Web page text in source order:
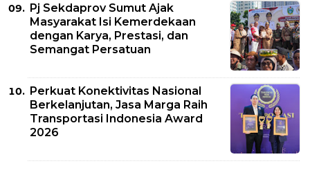
Pj Sekdaprov Sumut Ajak
Masyarakat Isi Kemerdekaan
dengan Karya, Prestasi, dan
Semangat Persatuan
Perkuat Konektivitas Nasional
Berkelanjutan, Jasa Marga Raih
Transportasi Indonesia Award
2026